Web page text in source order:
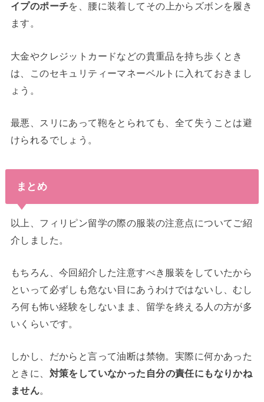
イプのポーチを、腰に装着してその上からズボンを履き
ます。
大金やクレジットカードなどの貴重品を持ち歩くとき
は、このセキュリティーマネーベルトに入れておきまし
ょう。
最悪、スリにあって鞄をとられても、全て失うことは避
けられるでしょう。
まとめ
以上、フィリピン留学の際の服装の注意点についてご紹
介しました。
もちろん、今回紹介した注意すべき服装をしていたから
といって必ずしも危ない目にあうわけではないし、むし
ろ何も怖い経験をしないまま、留学を終える人の方が多
いくらいです。
しかし、だからと言って油断は禁物。実際に何かあった
ときに、 対策をしていなかった自分の責任にもなりかね
ません。